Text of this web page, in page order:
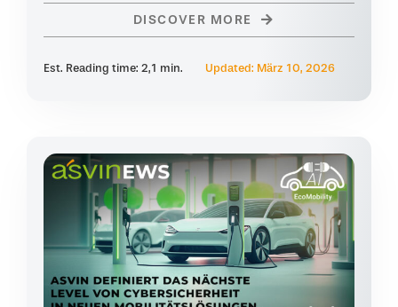
DISCOVER MORE
Est. Reading time: 2,1 min. Updated: März 10, 2026